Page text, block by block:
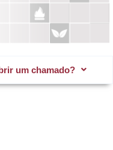
um chamado?​